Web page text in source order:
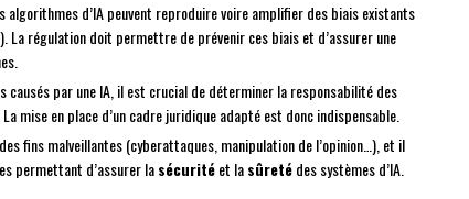
d’IA peuvent reproduire voire amplifier des biais existants
régulation doit permettre de prévenir ces biais et d’assurer une
causés par une IA, il est crucial de déterminer la responsabilité des
mise en place d’un cadre juridique adapté est donc indispensable.
fins malveillantes (cyberattaques, manipulation de l’opinion…), et il
permettant d’assurer lasécuritéet lasûretédes systèmes d’IA.